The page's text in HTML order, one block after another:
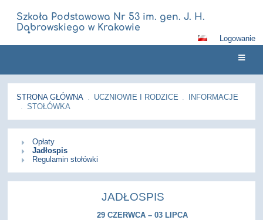
Szkoła Podstawowa Nr 53 im. gen. J. H.
Dąbrowskiego w Krakowie
Logowanie
STRONA GŁÓWNA UCZNIOWIE I RODZICE
INFORMACJE
STOŁÓWKA
Stołówka
Opłaty
Jadłospis
Regulamin stołówki
JADŁOSPIS
29 CZERWCA – 03 LIPCA